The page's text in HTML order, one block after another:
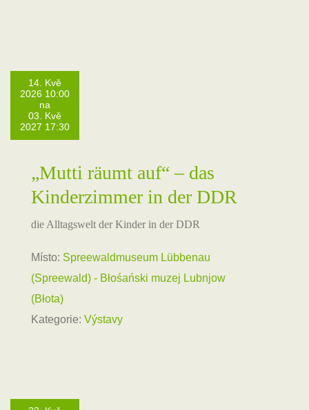
14. Kvě
2026 10:00
na
03. Kvě
2027 17:30
„Mutti räumt auf“ – das
Kinderzimmer in der DDR
die Alltagswelt der Kinder in der DDR
Místo: Spreewaldmuseum Lübbenau
(Spreewald) - Błośański muzej Lubnjow
(Błota)
Kategorie: Výstavy